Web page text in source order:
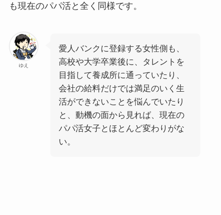
も現在のパパ活と全く同様です。
ゆえ
愛人バンクに登録する女性側も、
高校や大学卒業後に、タレントを
目指して養成所に通っていたり、
会社の給料だけでは満足のいく生
活ができないことを悩んでいたり
と、動機の面から見れば、現在の
パパ活女子とほとんど変わりがな
い。